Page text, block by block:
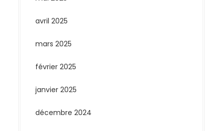
avril 2025
mars 2025
février 2025
janvier 2025
décembre 2024